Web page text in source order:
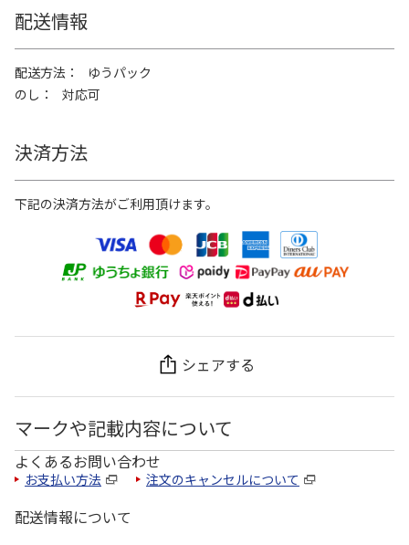
配送情報
配送方法
ゆうパック
のし
対応可
決済方法
下記の決済方法がご利用頂けます。
シェアする
マークや記載内容について
よくあるお問い合わせ
お支払い方法 注文のキャンセルについて
配送情報について